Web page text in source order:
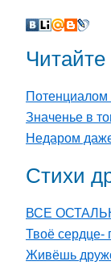
Значенье в
Недаром
Стихи
ВСЕ
Твоё сердце-
Живёшь